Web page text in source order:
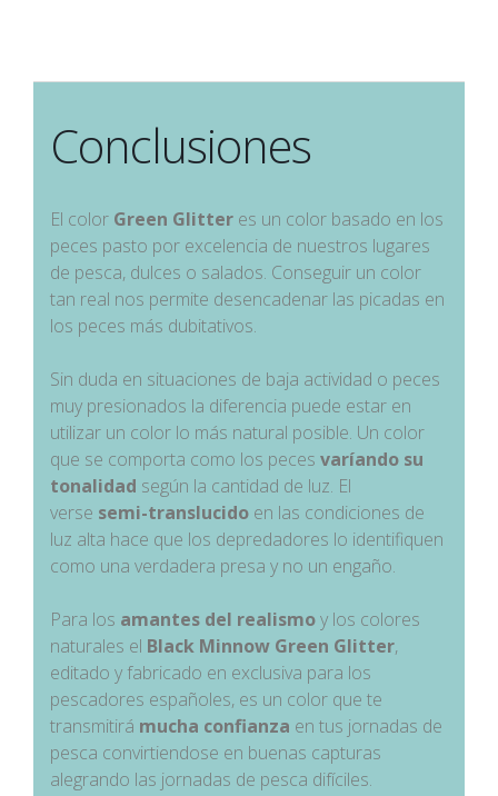
Conclusiones
El color Green Glitter es un color basado en los
peces pasto por excelencia de nuestros lugares
de pesca, dulces o salados. Conseguir un color
tan real nos permite desencadenar las picadas en
los peces más dubitativos.
Sin duda en situaciones de baja actividad o peces
muy presionados la diferencia puede estar en
utilizar un color lo más natural posible. Un color
que se comporta como los peces varíando su
tonalidad según la cantidad de luz. El
verse semi-translucido en las condiciones de
luz alta hace que los depredadores lo identifiquen
como una verdadera presa y no un engaño.
Para los amantes del realismoy los colores
naturales el Black Minnow Green Glitter,
editado y fabricado en exclusiva para los
pescadores españoles, es un color que te
transmitirá mucha confianza en tus jornadas de
pesca convirtiendose en buenas capturas
alegrando las jornadas de pesca difíciles.